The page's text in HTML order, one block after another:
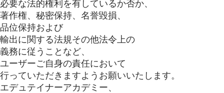
必要な法的権利を有しているか否か、
著作権、秘密保持、名誉毀損、
品位保持および
輸出に関する法規その他法令上の
義務に従うことなど、
ユーザーご自身の責任において
行っていただきますようお願いいたします。
エデュテイナーアカデミー、